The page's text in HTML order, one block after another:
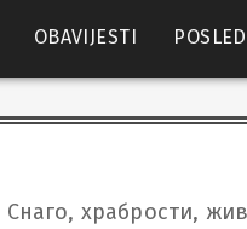
OBAVIJESTI
Снаго, храбрости,